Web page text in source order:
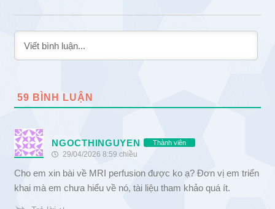
59 BÌNH LUẬN
NGOCTHINGUYEN Thành viên
29/04/2026 8:59 chiều
Cho em xin bài về MRI perfusion được ko ạ? Đơn vị em triển
khai mà em chưa hiểu về nó, tài liệu tham khảo quá ít.